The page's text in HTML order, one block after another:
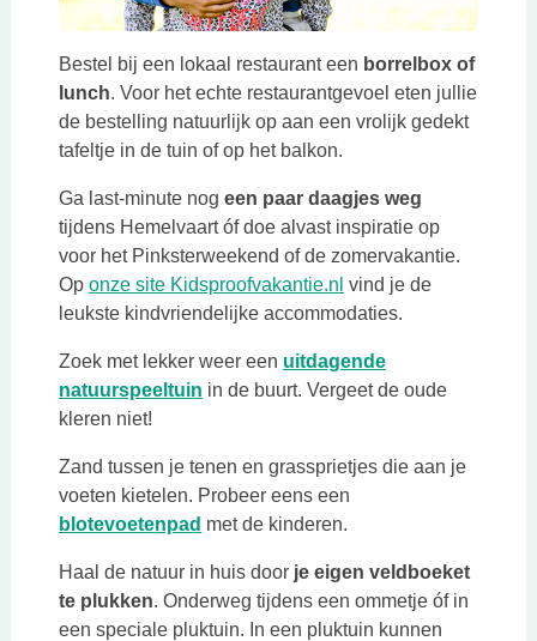
Bestel bij een lokaal restaurant een borrelbox of
lunch. Voor het echte restaurantgevoel eten jullie
de bestelling natuurlijk op aan een vrolijk gedekt
tafeltje in de tuin of op het balkon.
Ga last-minute nog een paar daagjes weg
tijdens Hemelvaart óf doe alvast inspiratie op
voor het Pinksterweekend of de zomervakantie.
Op onze site Kidsproofvakantie.nl Deze link opent in
vind je de
leukste kindvriendelijke accommodaties.
Zoek met lekker weer een uitdagende
natuurspeeltuinDeze link opent in een nieuwe tab
in de buurt. Vergeet de oude
kleren niet!
Zand tussen je tenen en grassprietjes die aan je
voeten kietelen. Probeer eens een
blotevoetenpadDeze link opent in een nieuwe tab
met de kinderen.
Haal de natuur in huis door je eigen veldboeket
te plukken. Onderweg tijdens een ommetje óf in
een speciale pluktuin. In een pluktuin kunnen